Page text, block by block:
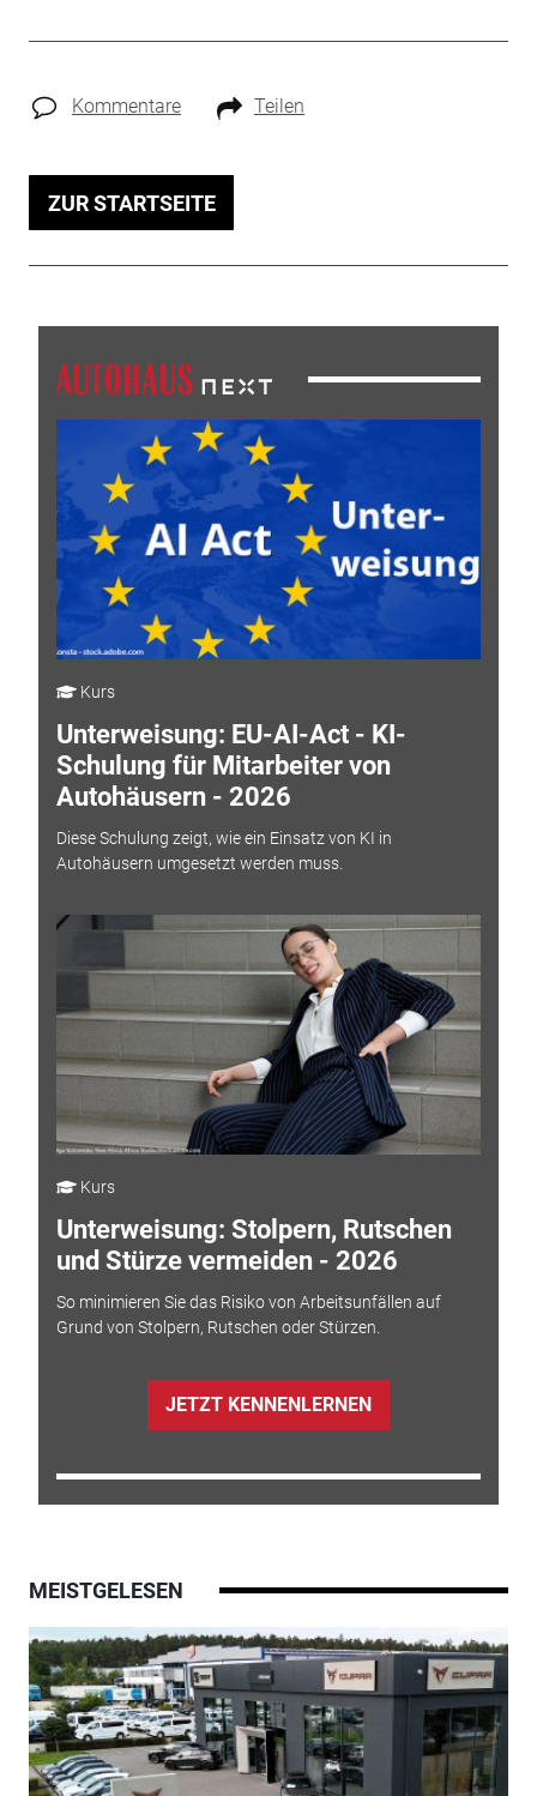
Kommentare Teilen
ZUR STARTSEITE
Kurs
Unterweisung: EU-AI-Act - KI-
Schulung für Mitarbeiter von
Autohäusern - 2026
Diese Schulung zeigt, wie ein Einsatz von KI in
Autohäusern umgesetzt werden muss.
Kurs
Unterweisung: Stolpern, Rutschen
und Stürze vermeiden - 2026
So minimieren Sie das Risiko von Arbeitsunfällen auf
Grund von Stolpern, Rutschen oder Stürzen.
JETZT KENNENLERNEN
MEISTGELESEN